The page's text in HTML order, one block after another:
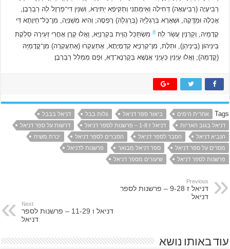
רְבִיעָיָה (רְבִיעָאָה) דְּחִילָה וְאֵימְתָנִי וְתַקִּיפָא יַתִּירָא, וְשִׁנַּיִן דִּי־פַרְזֶל לַהּ רַבְרְבָן,
אָכְלָה וּמַדֱּקָה, וּשְׁאָרָא בְּרַגְלַיַּהּ (בְּרַגְלַהּ) רָפְסָה; וְהִיא מְשַׁנְּיָה, מִן־כָּל־חֵיוָתָא דִּי
קָדָמַיהּ, וְקַרְנַיִן עֲשַׂר לַהּ׃8 מִשְׂתַּכַּל הֲוֵית בְּקַרְנַיָּא, וַאֲלוּ קֶרֶן אָחֳרִי זְעֵירָה סִלְקָת
בֵּינֵיהוֹן (בֵּינֵיהֵן), וּתְלָת, מִן־קַרְנַיָּא קַדְמָיָתָא, אֶתְעֲקַרוּ (אֶתְעֲקַרָה) מִן־קֳדָמַיַּהּ
(קֳדָמַהּ); וַאֲלוּ עַיְנִין כְּעַיְנֵי אֲנָשָׁא בְּקַרְנָא־דָא, וּפֻם מְמַלִּל רַבְרְבָן׃
Tags אחרית הימים ביאור ספר דניאל גלות בבל
דניאל בבבל
דניאל בגוב האריות
דניאל ז 1-8 – פרשנות לספר דניאל
דרשות על ספר דניאל
הנביא דניאל
הסבר לספר דניאל הסברים לספר דניאל
יכרת משיח
מסרים על ספר דניאל
ספר דניאל מבואר
פרשנות לדניאל
פרשנות לספר דניאל
שיעורים מספר דניאל
Previous
דניאל ז 9-28 – פרשנות לספר
דניאל
Next
דניאל ו 11-29 – פרשנות לספר
דניאל
עוד באותו נושא